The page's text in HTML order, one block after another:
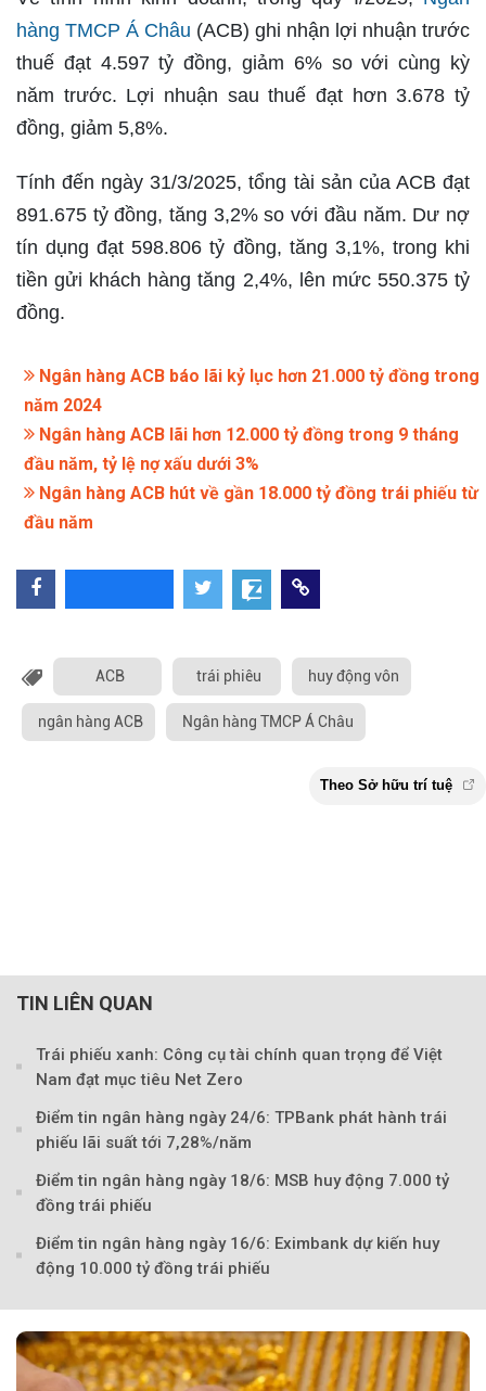
hàng TMCP Á Châu (ACB) ghi nhận lợi nhuận trước
thuế đạt 4.597 tỷ đồng, giảm 6% so với cùng kỳ
năm trước. Lợi nhuận sau thuế đạt hơn 3.678 tỷ
đồng, giảm 5,8%.
Tính đến ngày 31/3/2025, tổng tài sản của ACB đạt
891.675 tỷ đồng, tăng 3,2% so với đầu năm. Dư nợ
tín dụng đạt 598.806 tỷ đồng, tăng 3,1%, trong khi
tiền gửi khách hàng tăng 2,4%, lên mức 550.375 tỷ
đồng.
Ngân hàng ACB báo lãi kỷ lục hơn 21.000 tỷ đồng trong
năm 2024
Ngân hàng ACB lãi hơn 12.000 tỷ đồng trong 9 tháng
đầu năm, tỷ lệ nợ xấu dưới 3%
Ngân hàng ACB hút về gần 18.000 tỷ đồng trái phiếu từ
đầu năm
ACB trái phiêu huy động vôn
ngân hàng ACB Ngân hàng TMCP Á Châu
TIN LIÊN QUAN
Trái phiếu xanh: Công cụ tài chính quan trọng để Việt
Nam đạt mục tiêu Net Zero
Điểm tin ngân hàng ngày 24/6: TPBank phát hành trái
phiếu lãi suất tới 7,28%/năm
Điểm tin ngân hàng ngày 18/6: MSB huy động 7.000 tỷ
đồng trái phiếu
Điểm tin ngân hàng ngày 16/6: Eximbank dự kiến huy
động 10.000 tỷ đồng trái phiếu